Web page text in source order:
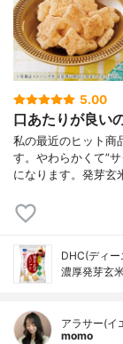
5.00
口あたりが良い
私の最近のヒット商
す。やわらかくて”
になります。発芽玄
DHC(ディ
濃厚発芽玄
アラサー(イ
momo